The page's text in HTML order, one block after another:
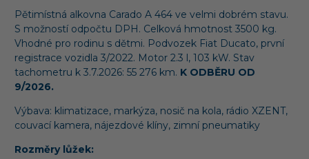
Pětimístná alkovna Carado A 464 ve velmi dobrém stavu.
S možností odpočtu DPH. Celková hmotnost 3500 kg.
Vhodné pro rodinu s dětmi. Podvozek Fiat Ducato, první
registrace vozidla 3/2022. Motor 2.3 l, 103 kW. Stav
tachometru k 3.7.2026: 55 276 km. K ODBĚRU OD
9/2026.
Výbava: klimatizace, markýza, nosič na kola, rádio XZENT,
couvací kamera, nájezdové klíny, zimní pneumatiky
Rozměry lůžek: